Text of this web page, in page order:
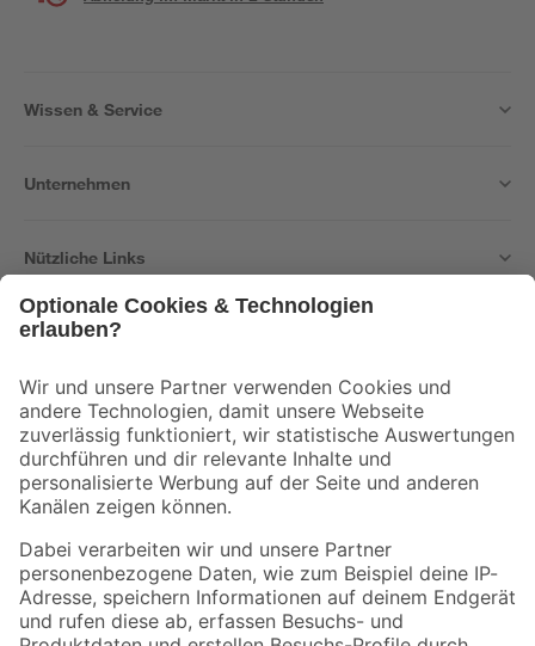
Wissen & Service
Unternehmen
Nützliche Links
Der toom Newsletter: Keine Angebote und Aktionen mehr verpassen!
Zur Newsletter Anmeldung
Folge uns
Zahlungsarten Versandarten